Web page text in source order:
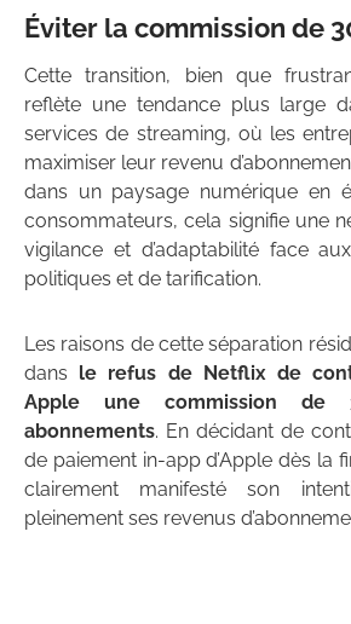
Éviter la commission de
Cette transition, bien que
reflète une tendance plus large
services de streaming, où les
maximiser leur revenu
dans un paysage numérique en
consommateurs, cela signifie une
vigilance et d’adaptabilité face
politiques et de tarification.
Les raisons de cette séparation
dans le refus de Netflix de
Apple une commission
abonnements. En décidant de
de paiement in-app d’Apple dès la
clairement manifesté son
pleinement ses revenus